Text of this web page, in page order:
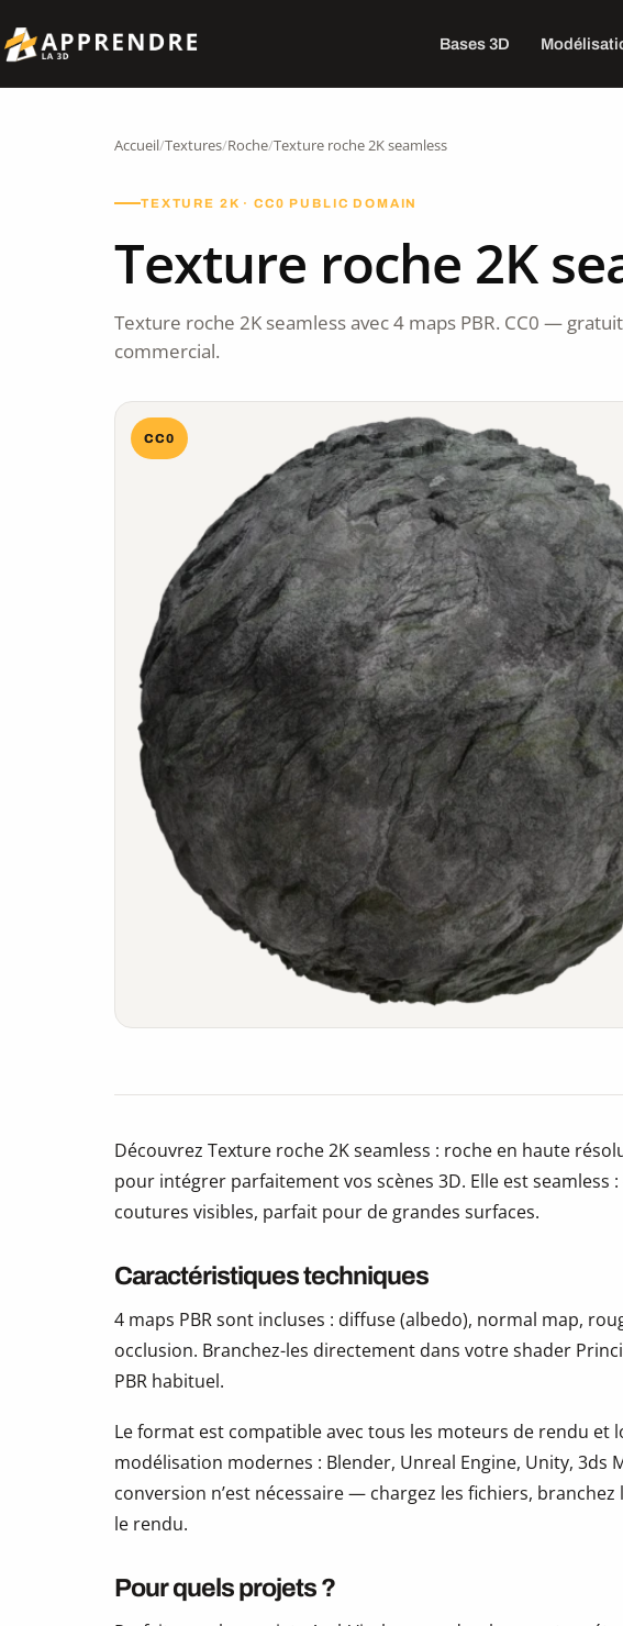
Bases 3D
Accueil/Textures/Roche/Texture roche 2K seamless
TEXTURE 2K · CC0 PUBLIC DOMAIN
Texture roche 2K
Texture roche 2K seamless avec 4 maps PBR. CC0 —
commercial.
CC0
Découvrez Texture roche 2K seamless : roche en haute
pour intégrer parfaitement vos scènes 3D. Elle est seamless
coutures visibles, parfait pour de grandes surfaces.
Caractéristiques techniques
4 maps PBR sont incluses : diffuse (albedo), normal map,
occlusion. Branchez-les directement dans votre shader
PBR habituel.
Le format est compatible avec tous les moteurs de rendu et
modélisation modernes : Blender, Unreal Engine, Unity, 3ds
conversion n’est nécessaire — chargez les fichiers, branchez
le rendu.
Pour quels projets ?